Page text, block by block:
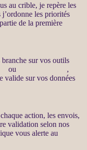
au crible, je repère les
les priorités
de la première
branche sur vos outils
ou
,
valide sur vos données
action, les envois,
validation selon nos
vous alerteau